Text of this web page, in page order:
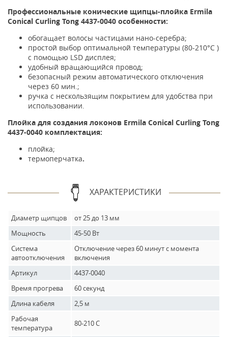
Профессиональные конические щипцы-плойка Ermila
Conical Curling Tong 4437-0040 особенности:
обогащает волосы частицами нано-серебра;
простой выбор оптимальной температуры (80-210°C )
с помощью LSD дисплея;
удобный вращающийся провод;
безопасный режим автоматического отключения
через 60 мин.;
ручка с нескользящим покрытием для удобства при
использовании.
Плойка для создания локонов Ermila Conical Curling Tong
4437-0040 комплектация:
плойка;
термоперчатка.
ХАРАКТЕРИСТИКИ
Диаметр щипцов
от 25 до 13 мм
Мощность
45-50 Вт
Система
автоотключения
Отключение через 60 минут с момента
включения
Артикул
4437-0040
Время прогрева
60 секунд
Длина кабеля
2,5 м
Рабочая
температура
80-210 C